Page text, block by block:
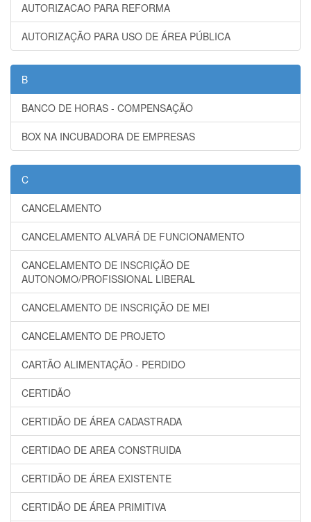
AUTORIZACAO PARA REFORMA
AUTORIZAÇÃO PARA USO DE ÁREA PÚBLICA
B
BANCO DE HORAS - COMPENSAÇÃO
BOX NA INCUBADORA DE EMPRESAS
C
CANCELAMENTO
CANCELAMENTO ALVARÁ DE FUNCIONAMENTO
CANCELAMENTO DE INSCRIÇÃO DE
AUTONOMO/PROFISSIONAL LIBERAL
CANCELAMENTO DE INSCRIÇÃO DE MEI
CANCELAMENTO DE PROJETO
CARTÃO ALIMENTAÇÃO - PERDIDO
CERTIDÃO
CERTIDÃO DE ÁREA CADASTRADA
CERTIDAO DE AREA CONSTRUIDA
CERTIDÃO DE ÁREA EXISTENTE
CERTIDÃO DE ÁREA PRIMITIVA